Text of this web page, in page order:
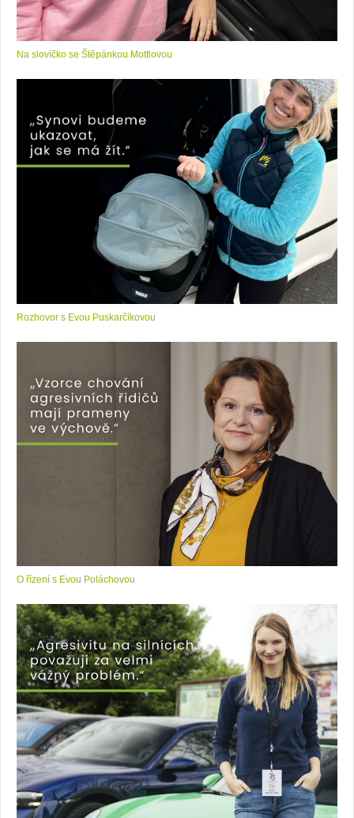
Na slovíčko se Štěpánkou Mottlovou
Rozhovor s Evou Puskarčíkovou
O řízení s Evou Poláchovou